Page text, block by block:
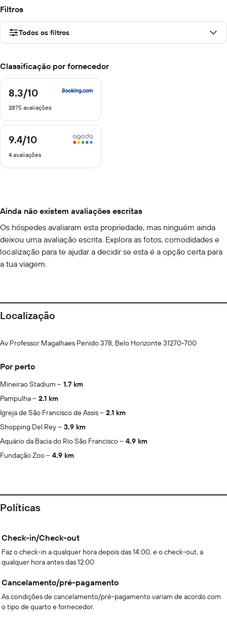
Filtros
Todos os filtros
Classificação por fornecedor
8.3/10
8.3
10
2875 avaliações
9.4/10
9.4
10
4 avaliações
Ainda não existem avaliações escritas
Os hóspedes avaliaram esta propriedade, mas ninguém ainda
deixou uma avaliação escrita. Explora as fotos, comodidades e
localização para te ajudar a decidir se esta é a opção certa para
a tua viagem.
Localização
Av Professor Magalhaes Penido 378, Belo Horizonte 31270-700
Por perto
Mineirao Stadium
1.7 km
Pampulha
2.1 km
Igreja de São Francisco de Assis
2.1 km
Shopping Del Rey
3.9 km
Aquário da Bacia do Rio São Francisco
4.9 km
Fundação Zoo
4.9 km
Políticas
Check-in/Check-out
Faz o check-in a qualquer hora depois das 14:00, e o check-out, a
qualquer hora antes das 12:00
Cancelamento/pré-pagamento
As condições de cancelamento/pré-pagamento variam de acordo com
o tipo de quarto e fornecedor.